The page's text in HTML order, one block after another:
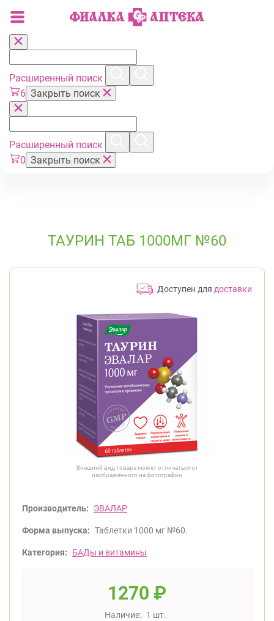
Расширенный поиск
6 Закрыть поиск
Расширенный поиск
0 Закрыть поиск
ТАУРИН ТАБ 1000МГ №60
Доступен для доставки
Внешний вид товара может отличаться от
изображённого на фотографии
Производитель: ЭВАЛАР
Форма выпуска: Таблетки 1000 мг №60.
Категория: БАДы и витамины
1270 ₽
Наличие: 1 шт.